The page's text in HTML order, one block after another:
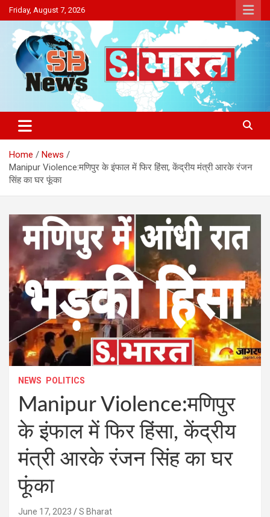
Skip
to
content
Friday, August 7, 2026
Sakriya Bharat
Home
News
Manipur Violence:मणिपुर के इंफाल में फिर हिंसा, केंद्रीय मंत्री आरके रंजन
सिंह का घर फूंका
NEWS POLITICS
Manipur Violence:मणिपुर
के इंफाल में फिर हिंसा, केंद्रीय
मंत्री आरके रंजन सिंह का घर
फूंका
June 17, 2023 S Bharat